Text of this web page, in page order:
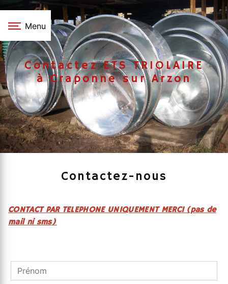
Panneau de gestion des cookies
Menu
Contactez ETS TRIOLAIRE
à Craponne sur Arzon
Contactez-nous
CONTACT PAR TELEPHONE UNIQUEMENT MERCI (pas de
mail ni sms)